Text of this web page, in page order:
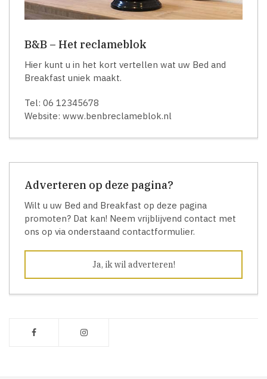
B&B – Het reclameblok
Hier kunt u in het kort vertellen wat uw Bed and
Breakfast uniek maakt.
Tel: 06 12345678
Website: www.benbreclameblok.nl
Adverteren op deze pagina?
Wilt u uw Bed and Breakfast op deze pagina
promoten? Dat kan! Neem vrijblijvend contact met
ons op via onderstaand contactformulier.
Ja, ik wil adverteren!